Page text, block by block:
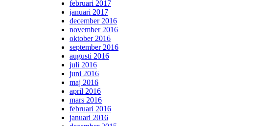
februari 2017
januari 2017
december 2016
november 2016
oktober 2016
september 2016
augusti 2016
juli 2016
juni 2016
maj 2016
april 2016
mars 2016
februari 2016
januari 2016